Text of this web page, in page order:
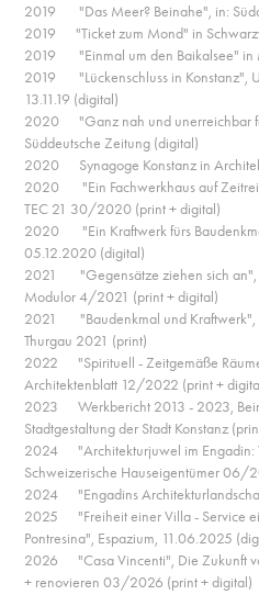
2019 "Das Meer? Beinahe", in:
2019 "Ticket zum Mond" in
2019"Einmal um den Baikalsee" in
2019 "Lückenschluss in Konstanz",
13.11.19 (digital)
2020 "Ganz nah und unerreichbar
Süddeutsche Zeitung (digital)
2020 Synagoge Konstanz in
2020 "Ein Fachwerkhaus auf
TEC 21 30/2020 (print + digital)
2020 "Ein Kraftwerk fürs
05.12.2020 (digital)
2021 "Gegensätze ziehen sich an",
Modulor 4/2021 (print + digital)
2021 "Baudenkmal und Kraftwerk",
Thurgau 2021 (print)
2022 "Spirituell - Zeitgemäße
Architektenblatt 12/2022 (print +
2023 Werkbericht 2013 - 2023,
Stadtgestaltung der Stadt Konstanz
2024 "Architekturjuwel im Engadin:
Schweizerische Hauseigentümer06/
2024 "Engadins
2025 "Freiheit einer Villa - Service
Pontresina", Espazium, 11.06.2025
2026 "Casa Vincenti", Die Zukunft
+ renovieren 03/2026 (print + digital)